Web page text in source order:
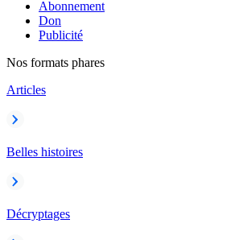
Abonnement
Don
Publicité
Nos formats phares
Articles
Belles histoires
Décryptages